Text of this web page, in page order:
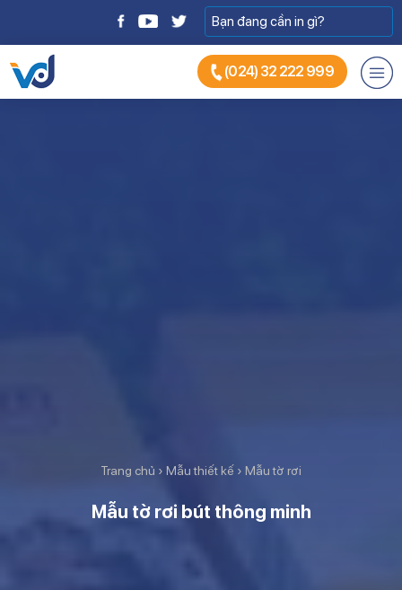
(024) 32 222 999
Trang chủ › Mẫu thiết kế › Mẫu tờ rơi
Mẫu tờ rơi bút thông minh